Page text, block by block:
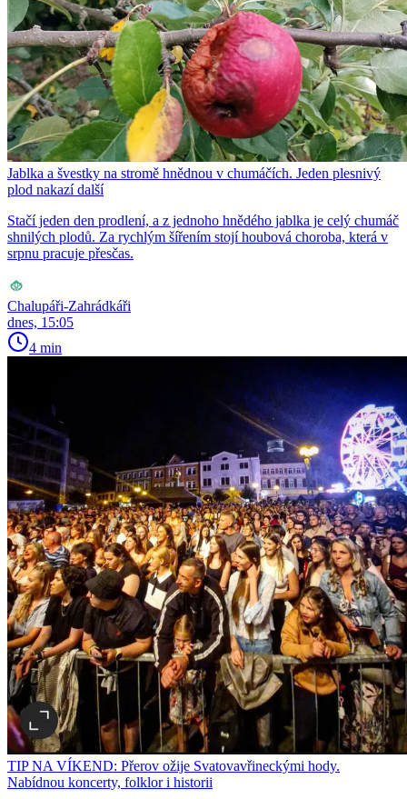
Jablka a švestky na stromě hnědnou v chumáčích. Jeden plesnivý
plod nakazí další
Stačí jeden den prodlení, a z jednoho hnědého jablka je celý chumáč
shnilých plodů. Za rychlým šířením stojí houbová choroba, která v
srpnu pracuje přesčas.
Chalupáři-Zahrádkáři
dnes, 15:05
4 min
TIP NA VÍKEND: Přerov ožije Svatovavřineckými hody.
Nabídnou koncerty, folklor i historii